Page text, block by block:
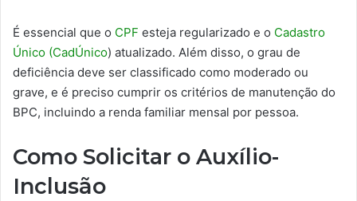
É essencial que o CPF esteja regularizado e o Cadastro
Único (CadÚnico) atualizado. Além disso, o grau de
deficiência deve ser classificado como moderado ou
grave, e é preciso cumprir os critérios de manutenção do
BPC, incluindo a renda familiar mensal por pessoa.
Como Solicitar o Auxílio-
Inclusão